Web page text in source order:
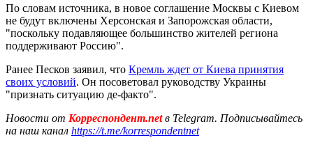
По словам источника, в новое соглашение Москвы с Киевом
не будут включены Херсонская и Запорожская области,
"поскольку подавляющее большинство жителей региона
поддерживают Россию".
Ранее Песков заявил, что Кремль ждет от Киева принятия
своих условий. Он посоветовал руководству Украины
"признать ситуацию де-факто".
Новости от Корреспондент.netв Telegram. Подписывайтесь
на наш канал https://t.me/korrespondentnet